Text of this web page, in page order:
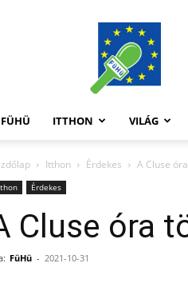
FüHü
FÜHÜ ITTHON VILÁG
Itthon Érdekes A Cluse
Érdekes
Cluse óra
FüHü - 2021-10-31